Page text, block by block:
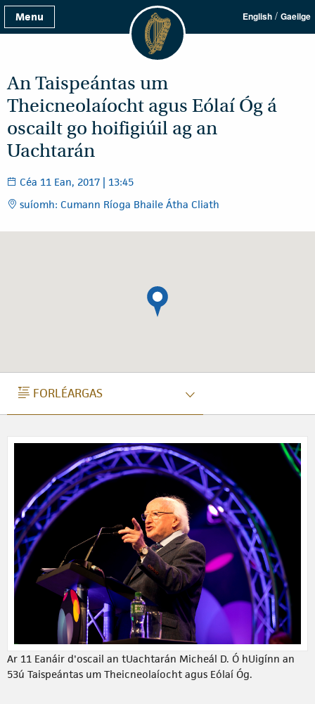
Menu English / Gaeilge
An Taispeántas um
Theicneolaíocht agus Eólaí Óg á
oscailt go hoifigiúil ag an
Uachtarán
Céa 11 Ean, 2017 | 13:45
suíomh: Cumann Ríoga Bhaile Átha Cliath
FORLÉARGAS
FORLÉARGAS
Ar 11 Eanáir d'oscail an tUachtarán Micheál D. Ó hUigínn an
53ú Taispeántas um Theicneolaíocht agus Eólaí Óg.